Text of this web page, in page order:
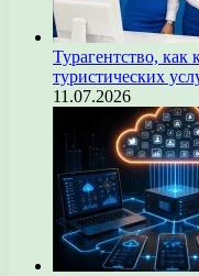
Турагентство,
туристических
11.07.2026